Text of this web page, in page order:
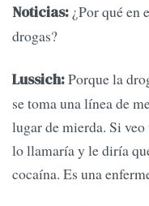
Noticias: ¿Por qué en
drogas?
Lussich:Porque la
se toma una línea de
lugar de mierda. Si
lo llamaría y le diría
cocaína. Es una